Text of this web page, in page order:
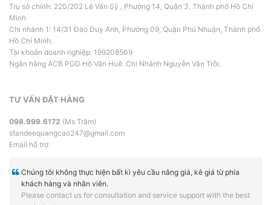
Trụ sở chính: 220/202 Lê Văn Sỹ , Phường 14, Quận 3, Thành phố Hồ Chí
Minh
Chi nhánh 1: 14/31 Đào Duy Anh, Phường 09, Quận Phú Nhuận, Thành phố
Hồ Chí Minh.
Tài khoản doanh nghiệp: 199208509
Ngân hàng ACB PGD Hồ Văn Huê. Chi Nhánh Nguyễn Văn Trỗi.
TƯ VẤN ĐẶT HÀNG
098.999.6172 (Ms Trâm)
standeequangcao247@gmail.com
Email hỗ trợ
Chúng tôi không thực hiện bất kì yêu cầu nâng giá, kê giá từ phía
khách hàng và nhân viên.
Please contact us for consultation and service support with the best